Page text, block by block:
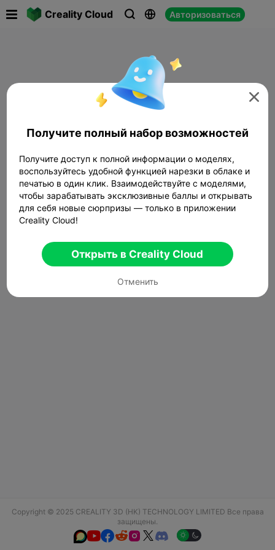
Creality Cloud   Авторизоваться
Copyright © 2025 CREALITY 3D (HK) TECHNOLOGY LIMITED Все права
защищены.
  

Получите полный набор возможностей
Получите доступ к полной информации о моделях,
воспользуйтесь удобной функцией нарезки в облаке и
печатью в один клик. Взаимодействуйте с моделями,
чтобы зарабатывать эксклюзивные баллы и открывать
для себя новые сюрпризы — только в приложении
Creality Cloud!
Открыть в Creality Cloud
Отменить